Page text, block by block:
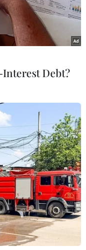
Ninh mở
kết nối mới với
kinh tế phía Bắc
08:04
Debt?